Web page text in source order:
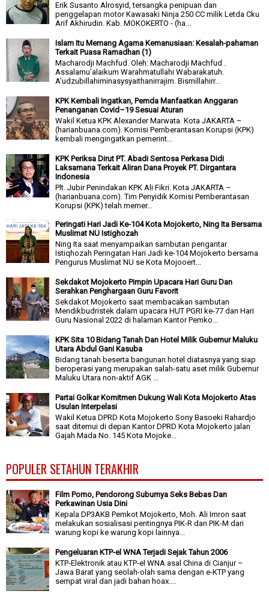
Erik Susanto Alrosyid, tersangka penipuan dan
penggelapan motor Kawasaki Ninja 250 CC milik Letda Cku
Arif Akhirudin. Kab. MOKOKERTO - (ha...
Islam Itu Memang Agama Kemanusiaan: Kesalah-pahaman
Terkait Puasa Ramadhan (1)
Macharodji Machfud. Oleh: Macharodji Machfud .
Assalamu’alaikum Warahmatullahi Wabarakatuh.
A’udzubillahiminasysyaithanirrajim. Bismillahirr...
KPK Kembali Ingatkan, Pemda Manfaatkan Anggaran
Penanganan Covid–19 Sesuai Aturan
Wakil Ketua KPK Alexander Marwata. Kota JAKARTA –
(harianbuana.com). Komisi Pemberantasan Korupsi (KPK)
kembali mengingatkan pemerint...
KPK Periksa Dirut PT. Abadi Sentosa Perkasa Didi
Laksamana Terkait Aliran Dana Proyek PT. Dirgantara
Indonesia
Plt. Jubir Penindakan KPK Ali Fikri. Kota JAKARTA –
(harianbuana.com). Tim Penyidik Komisi Pemberantasan
Korupsi (KPK) telah memer...
Peringati Hari Jadi Ke-104 Kota Mojokerto, Ning Ita Bersama
Muslimat NU Istighozah
Ning Ita saat menyampaikan sambutan pengantar
Istiqhozah Peringatan Hari Jadi ke-104 Mojokerto bersama
Pengurus Muslimat NU se Kota Mojooert...
Sekdakot Mojokerto Pimpin Upacara Hari Guru Dan
Serahkan Penghargaan Guru Favorit
Sekdakot Mojokerto saat membacakan sambutan
Mendikbudristek dalam upacara HUT PGRI ke-77 dan Hari
Guru Nasional 2022 di halaman Kantor Pemko...
KPK Sita 10 Bidang Tanah Dan Hotel Milik Gubernur Maluku
Utara Abdul Gani Kasuba
Bidang tanah beserta bangunan hotel diatasnya yang siap
beroperasi yang merupakan salah-satu aset milik Gubernur
Maluku Utara non-aktif AGK ...
Partai Golkar Komitmen Dukung Wali Kota Mojokerto Atas
Usulan Interpelasi
Wakil Ketua DPRD Kota Mojokerto Sony Basoeki Rahardjo
saat ditemui di depan Kantor DPRD Kota Mojokerto jalan
Gajah Mada No. 145 Kota Mojoke...
POPULER SETAHUN TERAKHIR
Film Porno, Pendorong Suburnya Seks Bebas Dan
Perkawinan Usia Dini
Kepala DP3AKB Pemkot Mojokerto, Moh. Ali Imron saat
melakukan sosialisasi pentingnya PIK-R dan PIK-M dari
warung kopi ke warung kopi lainnya...
Pengeluaran KTP-el WNA Terjadi Sejak Tahun 2006
KTP-Elektronik atau KTP-el WNA asal China di Cianjur –
Jawa Barat yang seolah-olah sama dengan e-KTP yang
sempat viral dan jadi bahan hoax....